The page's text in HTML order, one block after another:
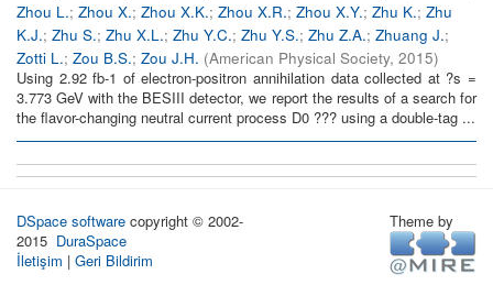
Zhou L.; Zhou X.; Zhou X.K.; Zhou X.R.; Zhou X.Y.; Zhu K.; Zhu
K.J.; Zhu S.; Zhu X.L.; Zhu Y.C.; Zhu Y.S.; Zhu Z.A.; Zhuang J.;
Zotti L.; Zou B.S.; Zou J.H. (American Physical Society, 2015)
Using 2.92 fb-1 of electron-positron annihilation data collected at ?s =
3.773 GeV with the BESIII detector, we report the results of a search for
the flavor-changing neutral current process D0 ??? using a double-tag ...
DSpace software copyright © 2002-
2015 DuraSpace
İletişim | Geri Bildirim
Theme by